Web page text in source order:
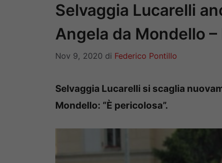
Selvaggia Lucarelli
Angela da Mondello –
Nov 9, 2020 di Federico Pontillo
Selvaggia Lucarelli si scaglia
Mondello: “È pericolosa”.